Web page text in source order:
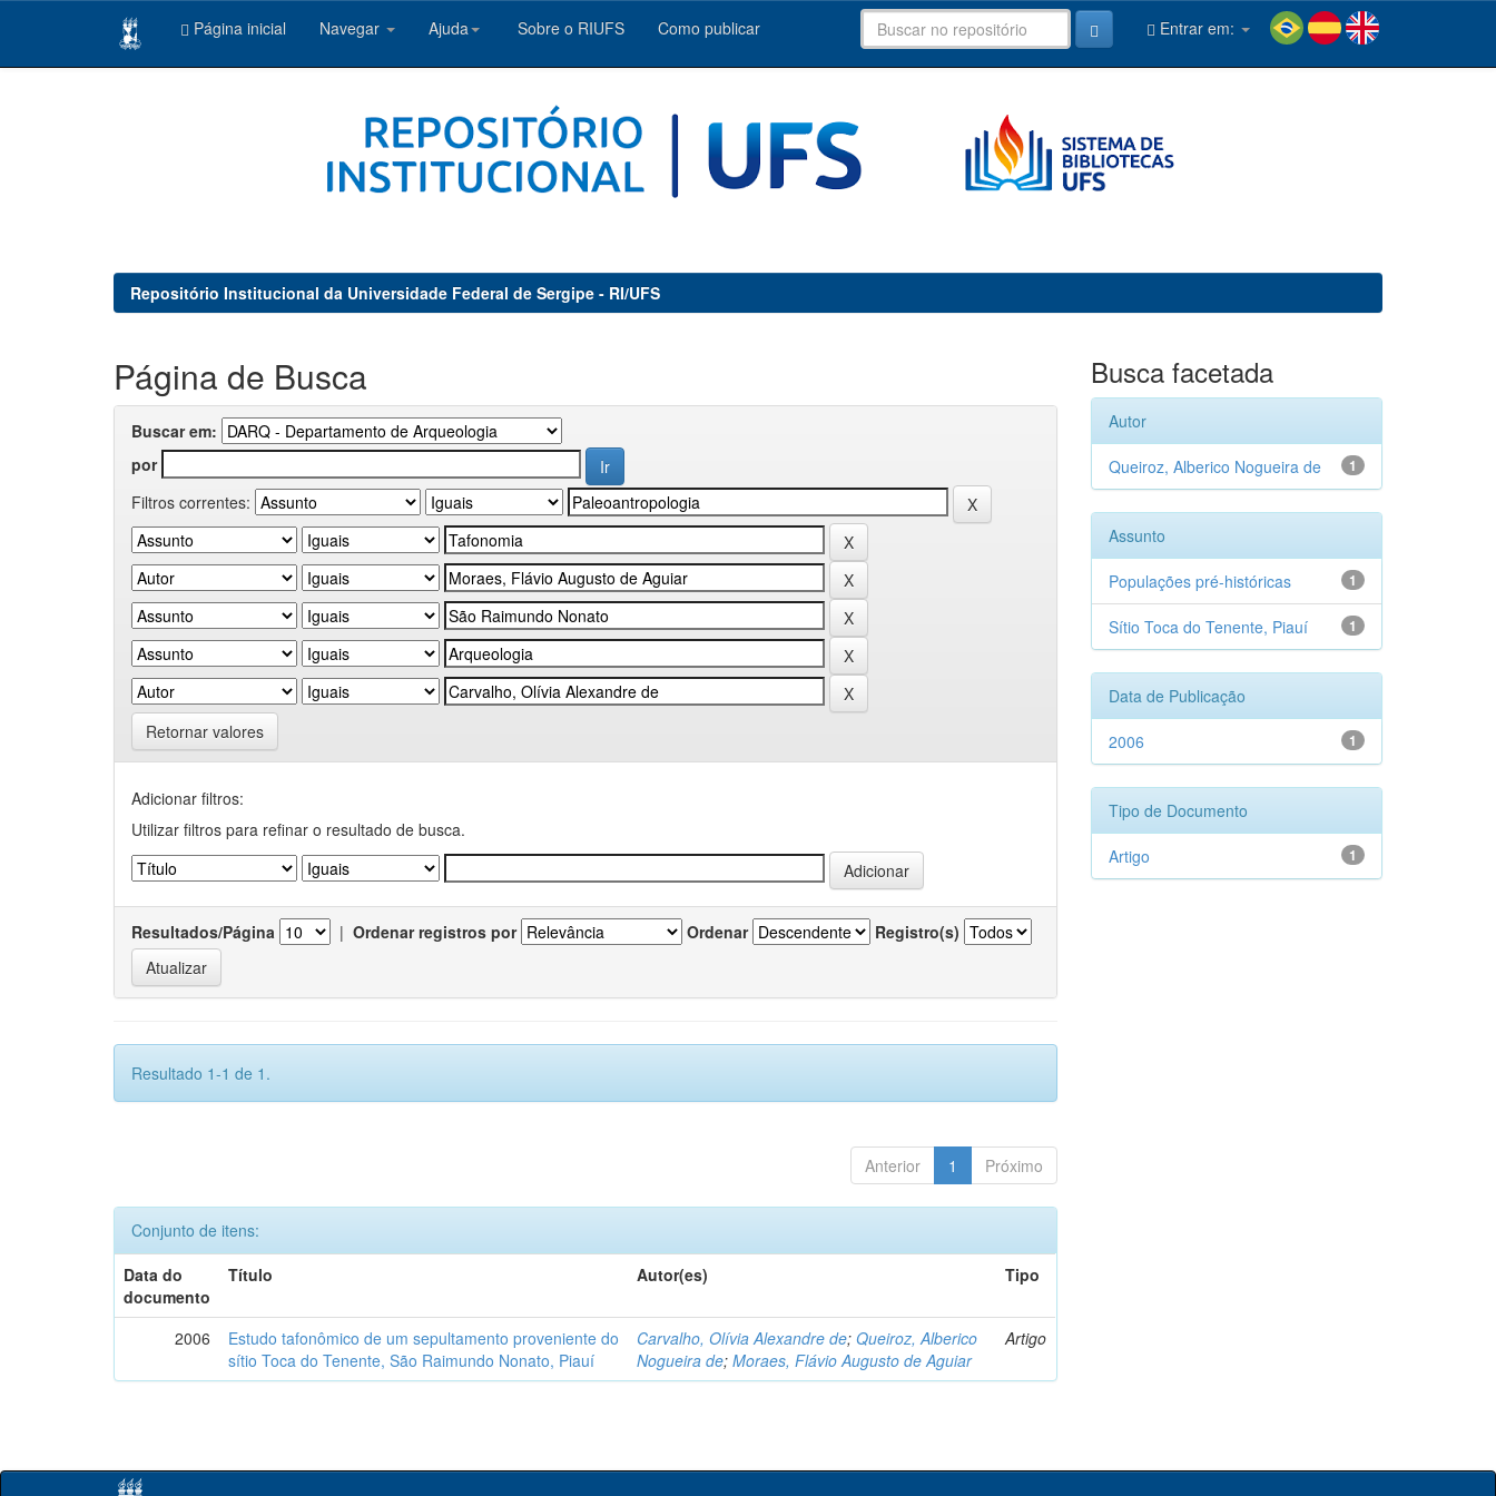
Página inicial Navegar Ajuda Sobre o RIUFS Como publicar Entrar em:
Repositório Institucional da Universidade Federal de Sergipe - RI/UFS
Página de Busca
Buscar em:
por
Filtros correntes:
Retornar valores
Adicionar filtros:
Utilizar filtros para refinar o resultado de busca.
Resultados/Página | Ordenar registros por Ordenar Registro(s)
Resultado 1-1 de 1.
Anterior 1 Próximo
Conjunto de itens:
Data do
documento
Título Autor(es) Tipo
2006
Estudo tafonômico de um sepultamento proveniente do
sítio Toca do Tenente, São Raimundo Nonato, Piauí
Carvalho, Olívia Alexandre de;Queiroz, Alberico
Nogueira de;Moraes, Flávio Augusto de Aguiar
Artigo
Busca facetada
Autor
1
Queiroz, Alberico Nogueira de
Assunto
1
Populações pré-históricas
1
Sítio Toca do Tenente, Piauí
Data de Publicação
1
2006
Tipo de Documento
1
Artigo